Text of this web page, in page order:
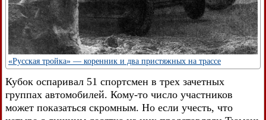
«Русская тройка» — коренник и два пристяжных на трассе
Кубок оспаривал 51 спортсмен в трех зачетных
группах автомобилей. Кому-то число участников
может показаться скромным. Но если учесть, что